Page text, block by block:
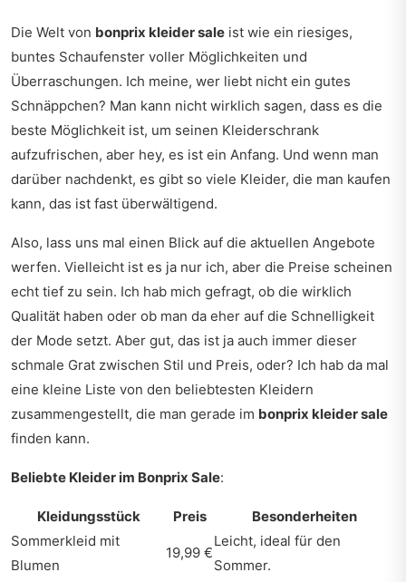
Die Welt von bonprix kleider sale ist wie ein riesiges,
buntes Schaufenster voller Möglichkeiten und
Überraschungen. Ich meine, wer liebt nicht ein gutes
Schnäppchen? Man kann nicht wirklich sagen, dass es die
beste Möglichkeit ist, um seinen Kleiderschrank
aufzufrischen, aber hey, es ist ein Anfang. Und wenn man
darüber nachdenkt, es gibt so viele Kleider, die man kaufen
kann, das ist fast überwältigend.
Also, lass uns mal einen Blick auf die aktuellen Angebote
werfen. Vielleicht ist es ja nur ich, aber die Preise scheinen
echt tief zu sein. Ich hab mich gefragt, ob die wirklich
Qualität haben oder ob man da eher auf die Schnelligkeit
der Mode setzt. Aber gut, das ist ja auch immer dieser
schmale Grat zwischen Stil und Preis, oder? Ich hab da mal
eine kleine Liste von den beliebtesten Kleidern
zusammengestellt, die man gerade im bonprix kleider sale
finden kann.
Beliebte Kleider im Bonprix Sale:
Kleidungsstück Preis
Besonderheiten
Sommerkleid mit
Blumen
19,99 €
Leicht, ideal für den
Sommer.